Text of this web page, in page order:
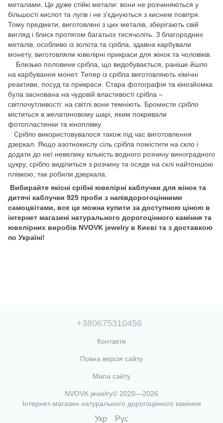
металами. Це дуже стійкі метали: вони не розчиняються у
більшості кислот та лугів і не з'єднуються з киснем повітря.
Тому предмети, виготовлені з цих металів, зберігають свій
вигляд і блиск протягом багатьох тисячоліть. З благородних
металів, особливо із золота та срібла, здавна карбували
монету, виготовляли ювелірні прикраси для жінок та чоловіків.
Близько половини срібла, що видобувається, раніше йшло
на карбування монет. Тепер із срібла виготовляють хімічні
реактиви, посуд та прикраси. Стара фотографія та кінозйомка
була заснована на чудовій властивості срібла –
світлочутливості: на світлі вони темніють. Бромисте срібло
міститься в желатиновому шарі, яким покривали
фотопластинки та кіноплівку.
Срібло використовувалося також під час виготовлення
дзеркал. Якщо азотнокислу сіль срібла помістити на скло і
додати до неї невелику кількість водного розчину виноградного
цукру, срібло виділиться з розчину та осяде на склі найтоншою
плівкою; так робили дзеркала.
Вибирайте якісні срібні ювелірні каблучки для жінок та
дитячі каблучки 925 проби з напівдорогоцінними
самоцвітами, все це можна купити за доступною ціною в
інтернет магазині натурального дорогоцінного каміння та
ювелірних виробів NVOVK jewelry в Києві та з доставкою
по Україні!
+380675310456
Контакти
Повна версія сайту
Мапа сайту
NVOVK jewelry© 2020—2026
Інтернет-магазин натурального дорогоцінного каміння
Укр Рус